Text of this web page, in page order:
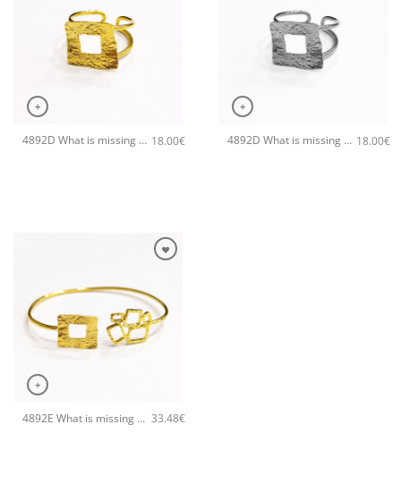
+
4892D What is missing χειροποίητο δαχτυλιδι Catherine bijoux Χρυσό 18.00€
+
4892D What is missing χειροποίητο δαχτυλιδι Catherine bijoux Ασημί 18.00€
+
4892E What is missing χειροποίητο βραχιόλι Catherine bijoux Χρυσό 33.48€